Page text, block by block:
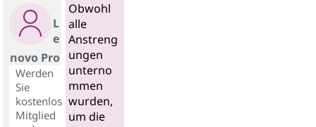
L
e
novo Pro
Werden
Sie
kostenlos
Mitglied
Obwohl
alle
Anstreng
ungen
unterno
mmen
wurden,
um die